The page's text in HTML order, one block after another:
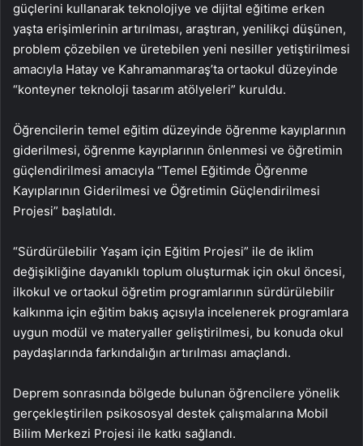
güçlerini kullanarak teknolojiye ve dijital eğitime erken
yaşta erişimlerinin artırılması, araştıran, yenilikçi düşünen,
problem çözebilen ve üretebilen yeni nesiller yetiştirilmesi
amacıyla Hatay ve Kahramanmaraş’ta ortaokul düzeyinde
“konteyner teknoloji tasarım atölyeleri” kuruldu.
Öğrencilerin temel eğitim düzeyinde öğrenme kayıplarının
giderilmesi, öğrenme kayıplarının önlenmesi ve öğretimin
güçlendirilmesi amacıyla “Temel Eğitimde Öğrenme
Kayıplarının Giderilmesi ve Öğretimin Güçlendirilmesi
Projesi” başlatıldı.
“Sürdürülebilir Yaşam için Eğitim Projesi” ile de iklim
değişikliğine dayanıklı toplum oluşturmak için okul öncesi,
ilkokul ve ortaokul öğretim programlarının sürdürülebilir
kalkınma için eğitim bakış açısıyla incelenerek programlara
uygun modül ve materyaller geliştirilmesi, bu konuda okul
paydaşlarında farkındalığın artırılması amaçlandı.
Deprem sonrasında bölgede bulunan öğrencilere yönelik
gerçekleştirilen psikososyal destek çalışmalarına Mobil
Bilim Merkezi Projesi ile katkı sağlandı.